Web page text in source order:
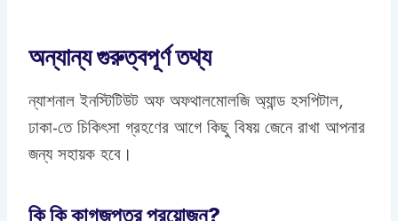
অন্যান্য গুরুত্বপূর্ণ তথ্য
ন্যাশনাল ইনস্টিটিউট অফ অফথালমোলজি অ্যান্ড হসপিটাল,
ঢাকা-তে চিকিৎসা গ্রহণের আগে কিছু বিষয় জেনে রাখা আপনার
জন্য সহায়ক হবে।
কি কি কাগজপত্র প্রয়োজন?